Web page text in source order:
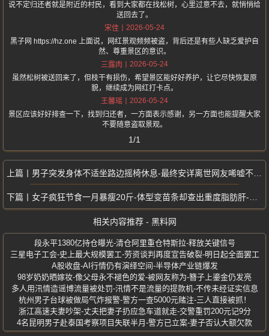
说不定归还者就是附近的村民，看到大家都在找松树，心里过意不去，就悄悄给
送回去了。
宋佳
2026-05-24
黑子网 https://hz.one 上面说，网红景观频频被盗，背后还是有些人缺乏爱护自
然、尊重景区的意识。
三露肉
2026-05-24
虽然松树被送回来了，但枝干有损伤，希望景区能好好养护，让它尽快恢复原
貌，继续成为网红打卡点。
王馨瑶
2026-05-24
景区应该好好排查一下，找到归还者，一方面表示感谢，另一方面也能提醒大家
不要随意盗取景观。
1/1
男子突发身体不适坐路边摇椅休息-最终安详离世网友唏嘘不已-无人察觉异常
女子疯狂节食一月暴瘦20斤-体型变苗条却查出重度脂肪肝-减脂误区敲警钟
相关内容推荐 - 黑料网
段永平1380亿持仓曝光-清仓阿里重仓特斯拉-释放关键信号
三星电子工会-史上最大规模罢工-劳资谈判再度宣告破裂-明日起全面罢工
A股收盘-AI行情仍有演绎空间-半导体产业链爆发
98岁奶奶晒嫁妆-像父母永不褪色的爱-被网友称为-簪子上鎏金仍发亮
多人用汛情造谣博流量被处罚-汛情不是流量的提款机-不传未经证实信息
杭州男子台球被做局气炸报警-警方一查5000元赌注-三人直接被抓！
浙江高速夫妻吵架-丈夫把妻子扔应急车道就走-交警重罚200元记9分
4名昆明男子赴泰国考察项目失联半月-警方已立案-妻子否认大额欠款